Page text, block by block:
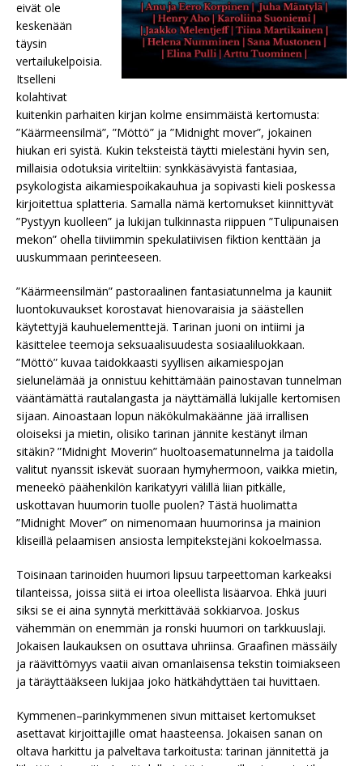
eivät ole
keskenään
täysin
vertailukelpoisia.
Itselleni
kolahtivat
kuitenkin parhaiten kirjan kolme ensimmäistä kertomusta:
”Käärmeensilmä”, ”Möttö” ja ”Midnight mover”, jokainen
hiukan eri syistä. Kukin teksteistä täytti mielestäni hyvin sen,
millaisia odotuksia viriteltiin: synkkäsävyistä fantasiaa,
psykologista aikamiespoikakauhua ja sopivasti kieli poskessa
kirjoitettua splatteria. Samalla nämä kertomukset kiinnittyvät
”Pystyyn kuolleen” ja lukijan tulkinnasta riippuen ”Tulipunaisen
mekon” ohella tiiviimmin spekulatiivisen fiktion kenttään ja
uuskummaan perinteeseen.
”Käärmeensilmän” pastoraalinen fantasiatunnelma ja kauniit
luontokuvaukset korostavat hienovaraisia ja säästellen
käytettyjä kauhuelementtejä. Tarinan juoni on intiimi ja
käsittelee teemoja seksuaalisuudesta sosiaaliluokkaan.
”Möttö” kuvaa taidokkaasti syyllisen aikamiespojan
sielunelämää ja onnistuu kehittämään painostavan tunnelman
vääntämättä rautalangasta ja näyttämällä lukijalle kertomisen
sijaan. Ainoastaan lopun näkökulmakäänne jää irrallisen
oloiseksi ja mietin, olisiko tarinan jännite kestänyt ilman
sitäkin? ”Midnight Moverin” huoltoasematunnelma ja taidolla
valitut nyanssit iskevät suoraan hymyhermoon, vaikka mietin,
meneekö päähenkilön karikatyyri välillä liian pitkälle,
uskottavan huumorin tuolle puolen? Tästä huolimatta
”Midnight Mover” on nimenomaan huumorinsa ja mainion
kliseillä pelaamisen ansiosta lempitekstejäni kokoelmassa.
Toisinaan tarinoiden huumori lipsuu tarpeettoman karkeaksi
tilanteissa, joissa siitä ei irtoa oleellista lisäarvoa. Ehkä juuri
siksi se ei aina synnytä merkittävää sokkiarvoa. Joskus
vähemmän on enemmän ja ronski huumori on tarkkuuslaji.
Jokaisen laukauksen on osuttava uhriinsa. Graafinen mässäily
ja räävittömyys vaatii aivan omanlaisensa tekstin toimiakseen
ja täräyttääkseen lukijaa joko hätkähdyttäen tai huvittaen.
Kymmenen–parinkymmenen sivun mittaiset kertomukset
asettavat kirjoittajille omat haasteensa. Jokaisen sanan on
oltava harkittu ja palveltava tarkoitusta: tarinan jännitettä ja